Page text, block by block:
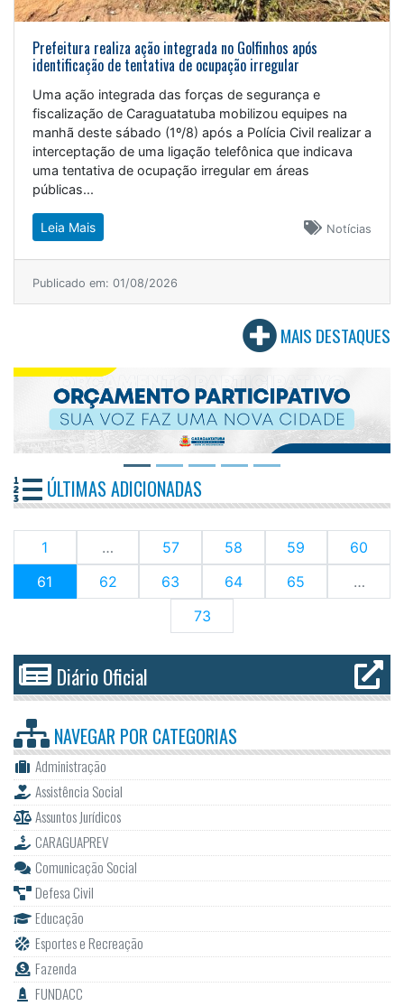
Prefeitura realiza ação integrada no Golfinhos após
identificação de tentativa de ocupação irregular
Uma ação integrada das forças de segurança e
fiscalização de Caraguatatuba mobilizou equipes na
manhã deste sábado (1º/8) após a Polícia Civil realizar a
interceptação de uma ligação telefônica que indicava
uma tentativa de ocupação irregular em áreas
públicas...
Notícias
Leia Mais
Publicado em: 01/08/2026
MAIS DESTAQUES
ÚLTIMAS ADICIONADAS
1 … 57 58 59
60
61 (current)
62 63 64 65
…
73
Diário Oficial
NAVEGAR POR CATEGORIAS
Administração
Assistência Social
Assuntos Jurídicos
CARAGUAPREV
Comunicação Social
Defesa Civil
Educação
Esportes e Recreação
Fazenda
FUNDACC